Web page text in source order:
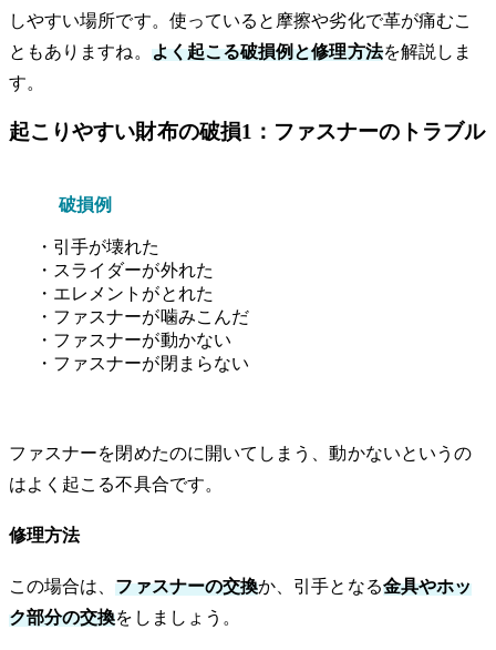
しやすい場所です。使っていると摩擦や劣化で革が痛むこ
ともありますね。 よく起こる破損例と修理方法を解説しま
す。
起こりやすい財布の破損1：ファスナーのトラブル
破損例
・引手が壊れた
・スライダーが外れた
・エレメントがとれた
・ファスナーが噛みこんだ
・ファスナーが動かない
・ファスナーが閉まらない
ファスナーを閉めたのに開いてしまう、動かないというの
はよく起こる不具合です。
修理方法
この場合は、ファスナーの交換か、引手となる金具やホッ
ク部分の交換をしましょう。